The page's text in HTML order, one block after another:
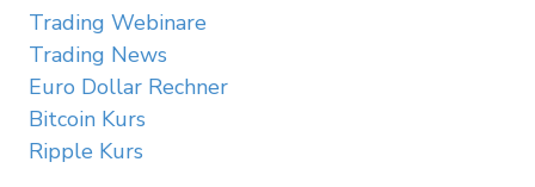
Trading Webinare
Trading News
Euro Dollar Rechner
Bitcoin Kurs
Ripple Kurs